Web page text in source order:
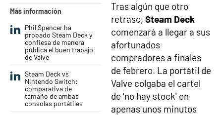
Más información
Phil Spencer ha
probado Steam Deck y
confiesa de manera
pública el buen trabajo
de Valve
Steam Deck vs
Nintendo Switch:
comparativa de
tamaño de ambas
consolas portátiles
Tras algún que otro
retraso, Steam Deck
comenzará a llegar a sus
afortunados
compradores a finales
de febrero. La portátil de
Valve colgaba el cartel
de 'no hay stock' en
apenas unos minutos